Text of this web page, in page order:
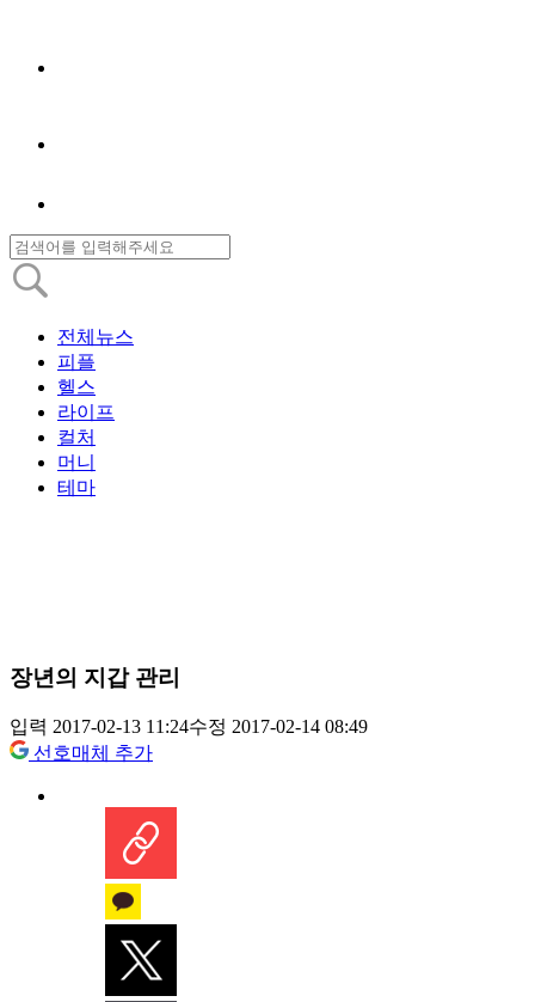
전체뉴스
피플
헬스
라이프
컬처
머니
테마
장년의 지갑 관리
입력 2017-02-13 11:24수정 2017-02-14 08:49
선호매체 추가